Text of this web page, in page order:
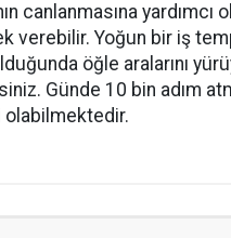
canlanmasına yardımcı
verebilir. Yoğun bir iş
öğle aralarını
Günde 10 bin adım